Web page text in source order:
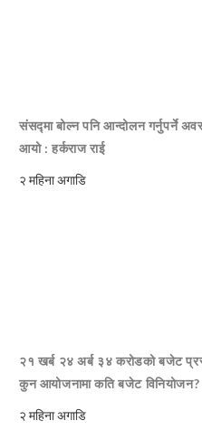
संसद्मा बोल्न पनि आन्दोलन गर्नुपर्ने
आयो : हर्कराज राई
२ महिना अगाडि
२१ खर्ब २४ अर्ब ३४ करोडको बजेट
कुन आयोजनामा कति बजेट विनियोजन?
२ महिना अगाडि